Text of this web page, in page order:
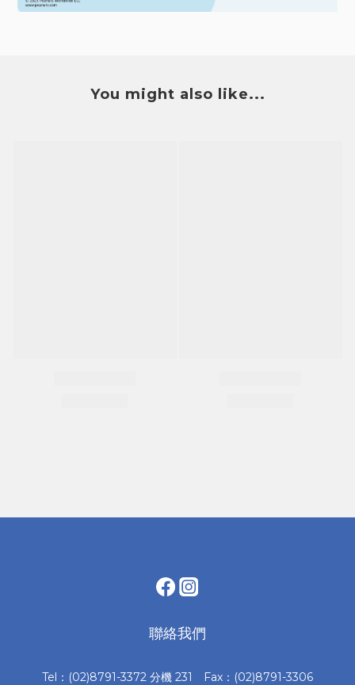
You might also like...
聯絡我們
Tel：(02)8791-3372 分機 231 Fax：(02)8791-3306